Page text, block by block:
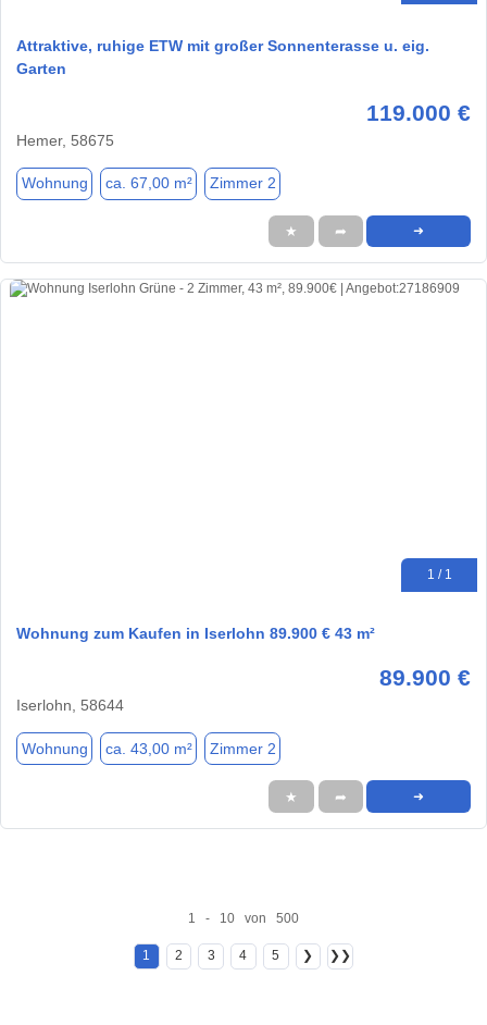
Attraktive, ruhige ETW mit großer Sonnenterasse u. eig.
Garten
119.000 €
Hemer, 58675
Wohnung ca. 67,00 m² Zimmer 2
★ ➦ ➜
1 / 1
Wohnung zum Kaufen in Iserlohn 89.900 € 43 m²
89.900 €
Iserlohn, 58644
Wohnung ca. 43,00 m² Zimmer 2
★ ➦ ➜
1 - 10 von 500
1 2 3 4 5 ❯ ❯❯